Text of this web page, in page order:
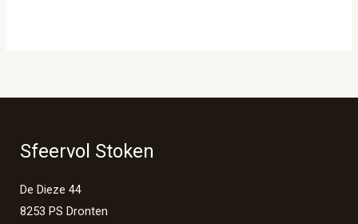
Sfeervol Stoken
De Dieze 44
8253 PS Dronten